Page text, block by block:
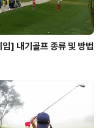
] 내기골프 종류 및 방법